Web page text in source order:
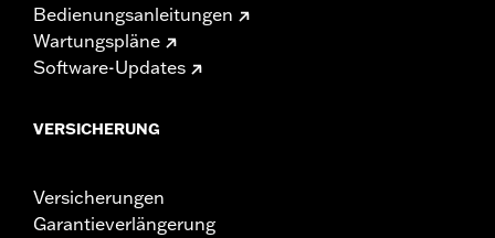
Bedienungsanleitungen
Wartungspläne
Software-Updates
VERSICHERUNG
Versicherungen
Garantieverlängerung